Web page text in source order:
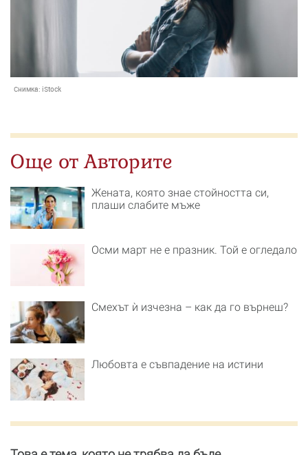
Снимка: iStock
Още от Авторите
Жената, която знае стойността си,
плаши слабите мъже
Осми март не е празник. Той е огледало
Смехът ѝ изчезна – как да го върнеш?
Любовта е съвпадение на истини